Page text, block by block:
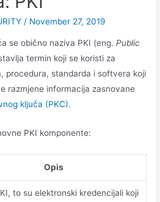
/ November 27, 2019
se obično naziva PKI (eng.Public
termin koji se koristi za
procedura, standarda i softvera koji
razmjene informacija zasnovane
ključa (PKC).
PKI komponente:
Opis
to su elektronski kredencijali koji